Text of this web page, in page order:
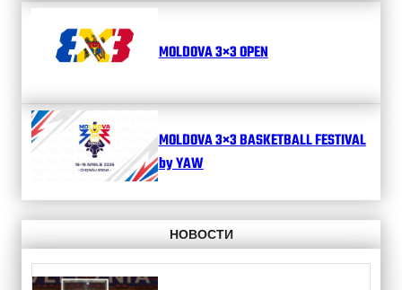
MOLDOVA 3×3 OPEN
MOLDOVA 3×3 BASKETBALL FESTIVAL
by YAW
НОВОСТИ